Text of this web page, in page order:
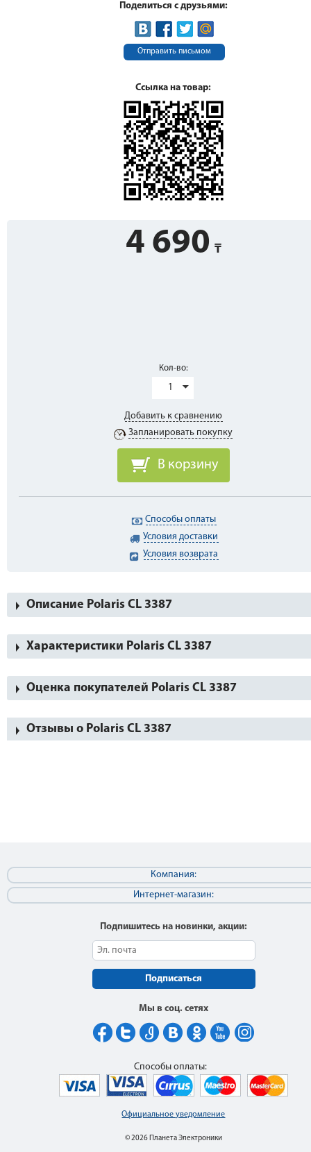
Поделиться с друзьями:
Отправить письмом
Ссылка на товар:
4 690
Кол-во:
1
Добавить к сравнению
Запланировать покупку
В корзину
Способы оплаты
Условия доставки
Условия возврата
Описание Polaris CL 3387
Характеристики Polaris CL 3387
Оценка покупателей Polaris CL 3387
Отзывы о Polaris CL 3387
Компания:
Интернет-магазин:
Подпишитесь на новинки, акции:
Подписаться
Мы в соц. сетях
Официальное уведомление
© 2026 Планета Электроники
Способы оплаты: